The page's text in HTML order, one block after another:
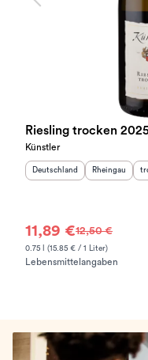
Riesling trocken
Künstler
Herkunftsland
Deutschland Rheingau
11,89 €12,50 €
0.75 l (15.85 € / 1 Liter)
Lebensmittelangaben